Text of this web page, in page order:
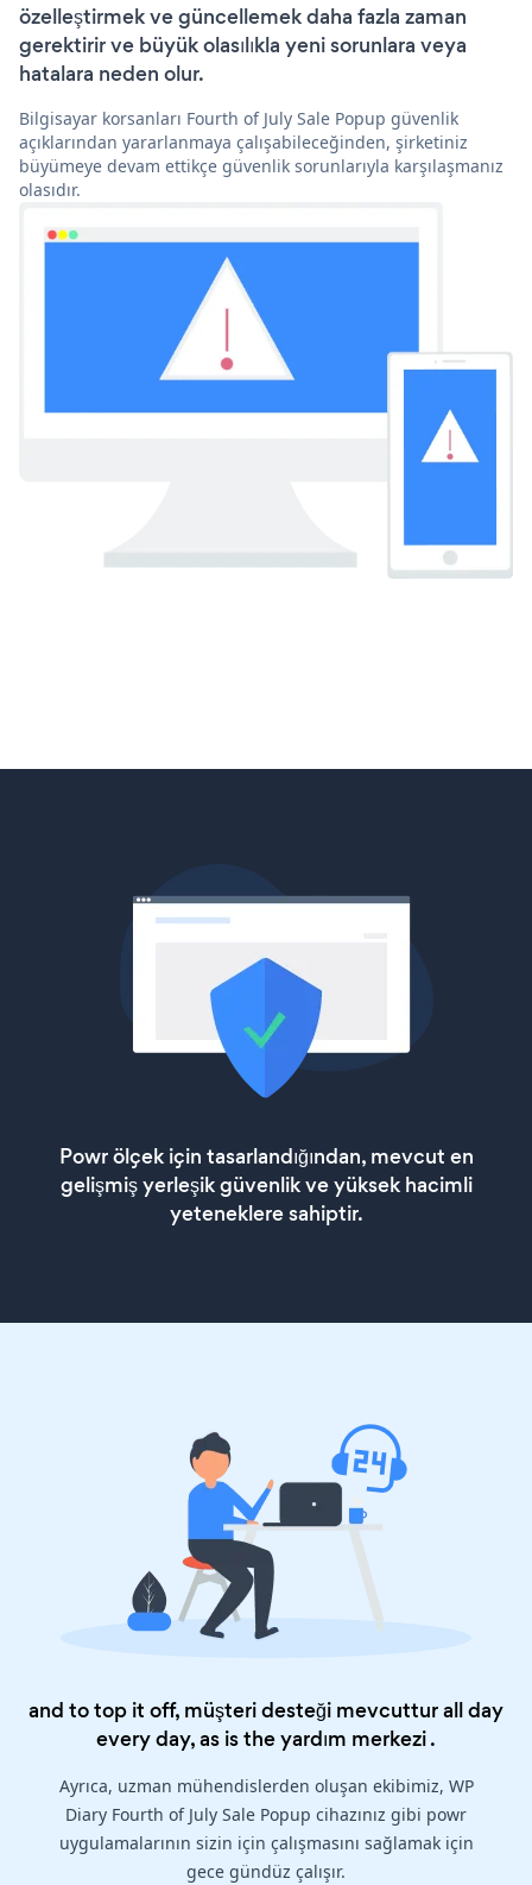
özelleştirmek ve güncellemek daha fazla zaman
gerektirir ve büyük olasılıkla yeni sorunlara veya
hatalara neden olur.
Bilgisayar korsanları Fourth of July Sale Popup güvenlik
açıklarından yararlanmaya çalışabileceğinden, şirketiniz
büyümeye devam ettikçe güvenlik sorunlarıyla karşılaşmanız
olasıdır.
Powr ölçek için tasarlandığından, mevcut en
gelişmiş yerleşik güvenlik ve yüksek hacimli
yeteneklere sahiptir.
and to top it off, müşteri desteği mevcuttur all day
every day, as is theyardım merkezi.
Ayrıca, uzman mühendislerden oluşan ekibimiz, WP
Diary Fourth of July Sale Popup cihazınız gibi powr
uygulamalarının sizin için çalışmasını sağlamak için
gece gündüz çalışır.